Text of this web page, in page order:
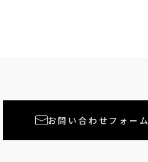
お問い合わせフォーム